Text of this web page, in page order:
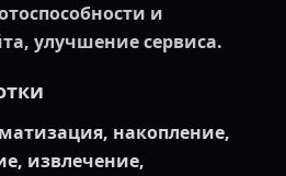
и
улучшение сервиса.
накопление,
извлечение,